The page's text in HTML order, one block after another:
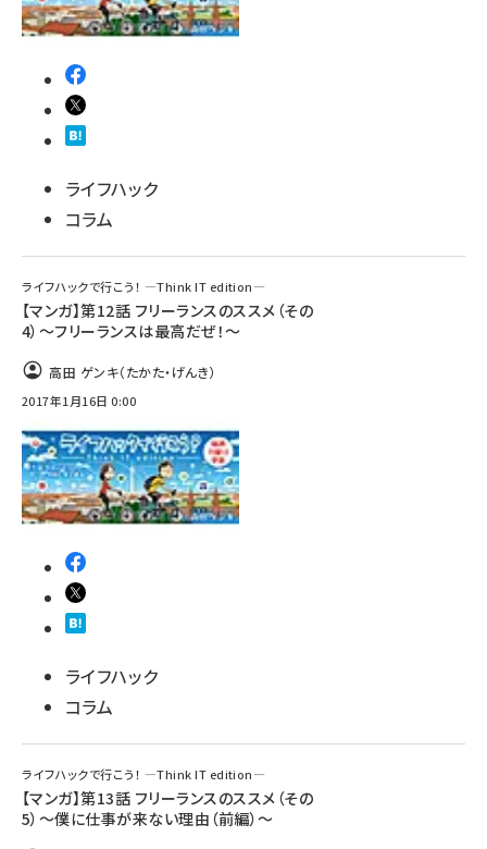
ライフハック
コラム
ライフハックで行こう！ ―Think IT edition―
【マンガ】第12話 フリーランスのススメ（その
4）～フリーランスは最高だぜ！～
高田 ゲンキ（たかた・げんき）
2017年1月16日 0:00
ライフハック
コラム
ライフハックで行こう！ ―Think IT edition―
【マンガ】第13話 フリーランスのススメ（その
5）～僕に仕事が来ない理由（前編）～